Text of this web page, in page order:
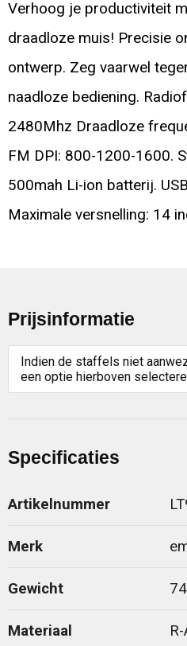
Verhoog je productiviteit
draadloze muis! Precisie
ontwerp. Zeg vaarwel
naadloze bediening.
2480Mhz Draadloze
FM DPI: 800-1200-1600.
500mah Li-ion batterij.
Maximale versnelling: 14
Prijsinformatie
Indien de staffels niet
een optie hierboven
Specificaties
Artikelnummer
Merk
Gewicht
Materiaal